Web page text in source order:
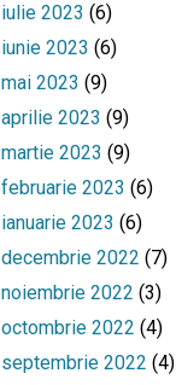
iulie 2023 (6)
iunie 2023 (6)
mai 2023 (9)
aprilie 2023 (9)
martie 2023 (9)
februarie 2023 (6)
ianuarie 2023 (6)
decembrie 2022 (7)
noiembrie 2022 (3)
octombrie 2022 (4)
septembrie 2022 (4)